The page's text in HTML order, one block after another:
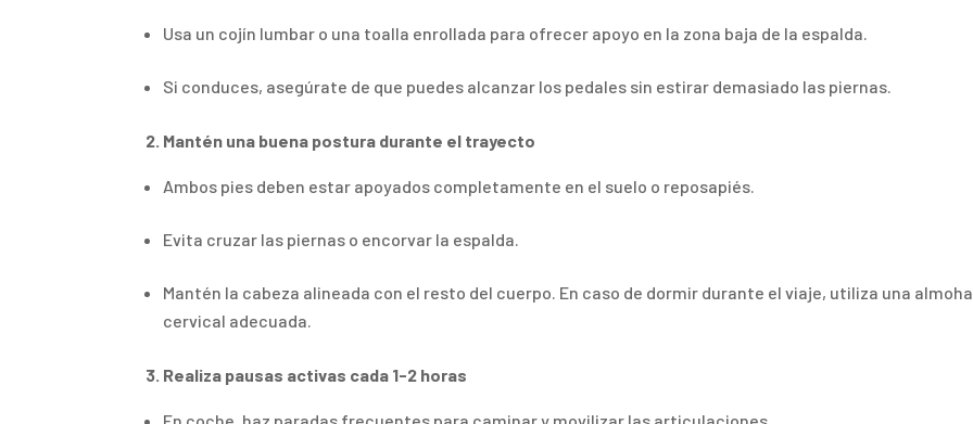
Usa un cojín lumbar o una toalla enrollada para ofrecer apoyo en la zona baja de la espalda.
Si conduces, asegúrate de que puedes alcanzar los pedales sin estirar demasiado las piernas.
2. Mantén una buena postura durante el trayecto
Ambos pies deben estar apoyados completamente en el suelo o reposapiés.
Evita cruzar las piernas o encorvar la espalda.
Mantén la cabeza alineada con el resto del cuerpo. En caso de dormir durante el viaje, utiliza una
cervical adecuada.
3. Realiza pausas activas cada 1-2 horas